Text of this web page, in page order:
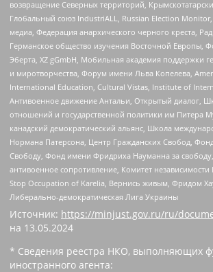
возвращение Северных территорий,
Глобальный союз IndustriALL, Russian Election
медиа, Федерация анархического черного креста,
Германское общество изучения Восточной Европы,
Эберта, XZ gGmbH, Мобильная академия поддержки
и миротворчества, Форум имени Льва Копелева,
International Education, Cultural Vistas, Institute of
Антивоенное движение Антальи, Открытый диалог,
отношений и государственной политики им Питера
канадский демократический альянс, Школа
Нормана Патерсона, Центр Гражданских Свобод,
Свободу, Фонд имени Фридриха Науманна за
антивоенное сопротивление, Комитет
Stop Occupation of Karelia, Вернись живым, Фридом
Либерально-демократическая Лига Украины
Источник: https://minjust.gov.ru/ru/
на 13.05.2024
* Сведения реестра НКО, выполняющих
иностранного агента: